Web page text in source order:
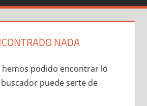
NADA
hemos podido encontrar lo
buscador puede serte de